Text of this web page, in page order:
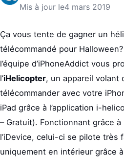
Mis à jour le4 mars 2019
Ça vous tente de gagner un
télécommandé pour
l’équipe d’iPhoneAddict vous
l’iHelicopter, un appareil volant
télécommander avec votre
iPad grâce à l’application i-
– Gratuit). Fonctionnant grâce
l’iDevice, celui-ci se pilote très
uniquement en intérieur grâce